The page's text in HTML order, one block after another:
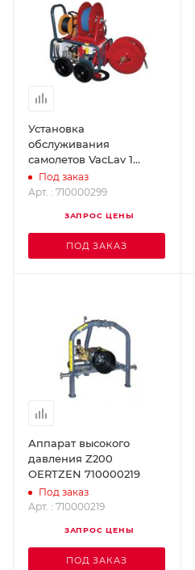
Установка
обслуживания
самолетов VacLav 1
OERTZEN 710000299
Под заказ
Арт. : 710000299
ЗАПРОС ЦЕНЫ
ПОД ЗАКАЗ
Аппарат высокого
давления Z200
OERTZEN 710000219
Под заказ
Арт. : 710000219
ЗАПРОС ЦЕНЫ
ПОД ЗАКАЗ